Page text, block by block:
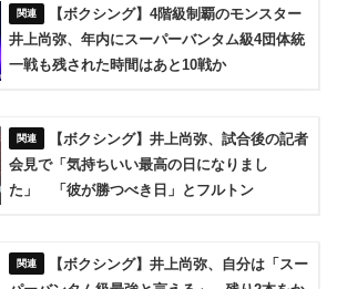
【ボクシング】4階級制覇のモンスター
井上尚弥、年内にスーパーバンタム級4団体統
一戦も残された時間はあと10戦か
【ボクシング】井上尚弥、試合後の記者
会見で「気持ちいい最高の日になりまし
た」 「彼が勝つべき日」とフルトン
【ボクシング】井上尚弥、自分は「スー